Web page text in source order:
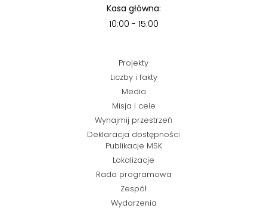
Kasa główna:
10:00 - 15:00
Projekty
Liczby i fakty
Media
Misja i cele
Wynajmij przestrzeń
Deklaracja dostępności
Publikacje MSK
Lokalizacje
Rada programowa
Zespół
Wydarzenia